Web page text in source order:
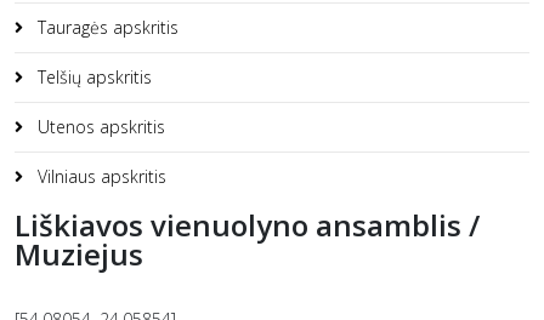
Tauragės apskritis
Telšių apskritis
Utenos apskritis
Vilniaus apskritis
Liškiavos vienuolyno ansamblis /
Muziejus